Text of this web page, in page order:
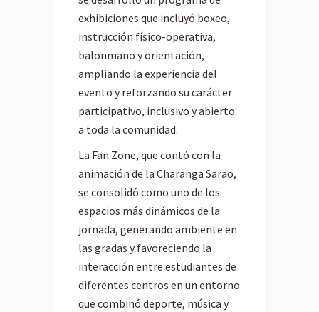
exhibiciones que incluyó boxeo,
instrucción físico-operativa,
balonmano y orientación,
ampliando la experiencia del
evento y reforzando su carácter
participativo, inclusivo y abierto
a toda la comunidad.
La Fan Zone, que contó con la
animación de la Charanga Sarao,
se consolidó como uno de los
espacios más dinámicos de la
jornada, generando ambiente en
las gradas y favoreciendo la
interacción entre estudiantes de
diferentes centros en un entorno
que combinó deporte, música y